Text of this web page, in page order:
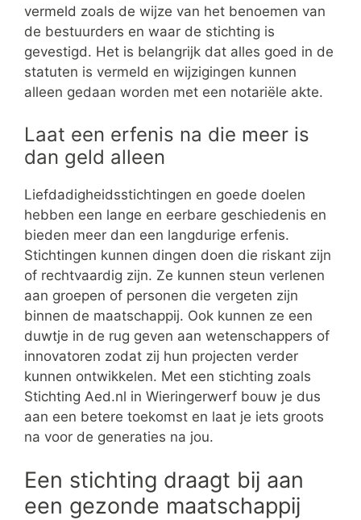
vermeld zoals de wijze van het benoemen van
de bestuurders en waar de stichting is
gevestigd. Het is belangrijk dat alles goed in de
statuten is vermeld en wijzigingen kunnen
alleen gedaan worden met een notariële akte.
Laat een erfenis na die meer is
dan geld alleen
Liefdadigheidsstichtingen en goede doelen
hebben een lange en eerbare geschiedenis en
bieden meer dan een langdurige erfenis.
Stichtingen kunnen dingen doen die riskant zijn
of rechtvaardig zijn. Ze kunnen steun verlenen
aan groepen of personen die vergeten zijn
binnen de maatschappij. Ook kunnen ze een
duwtje in de rug geven aan wetenschappers of
innovatoren zodat zij hun projecten verder
kunnen ontwikkelen. Met een stichting zoals
Stichting Aed.nl in Wieringerwerf bouw je dus
aan een betere toekomst en laat je iets groots
na voor de generaties na jou.
Een stichting draagt bij aan
een gezonde maatschappij